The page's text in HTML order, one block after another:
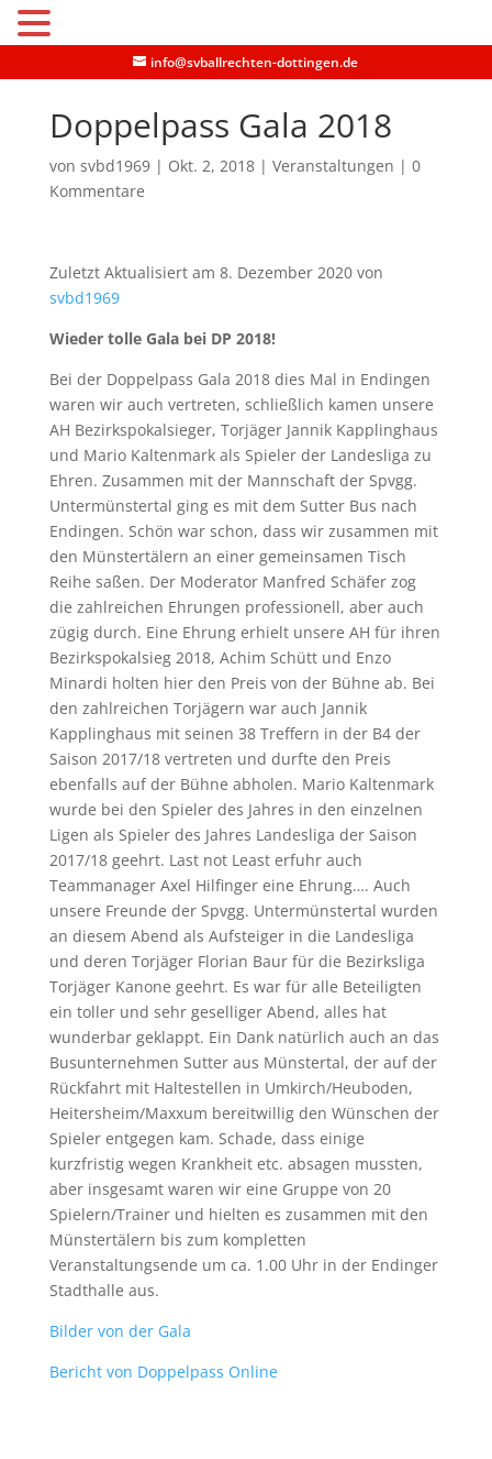
info@svballrechten-dottingen.de
Doppelpass Gala 2018
von svbd1969| Okt. 2, 2018| Veranstaltungen | 0
Kommentare
Zuletzt Aktualisiert am 8. Dezember 2020 von
svbd1969
Wieder tolle Gala bei DP 2018!
Bei der Doppelpass Gala 2018 dies Mal in Endingen
waren wir auch vertreten, schließlich kamen unsere
AH Bezirkspokalsieger, Torjäger Jannik Kapplinghaus
und Mario Kaltenmark als Spieler der Landesliga zu
Ehren. Zusammen mit der Mannschaft der Spvgg.
Untermünstertal ging es mit dem Sutter Bus nach
Endingen. Schön war schon, dass wir zusammen mit
den Münstertälern an einer gemeinsamen Tisch
Reihe saßen. Der Moderator Manfred Schäfer zog
die zahlreichen Ehrungen professionell, aber auch
zügig durch. Eine Ehrung erhielt unsere AH für ihren
Bezirkspokalsieg 2018, Achim Schütt und Enzo
Minardi holten hier den Preis von der Bühne ab. Bei
den zahlreichen Torjägern war auch Jannik
Kapplinghaus mit seinen 38 Treffern in der B4 der
Saison 2017/18 vertreten und durfte den Preis
ebenfalls auf der Bühne abholen. Mario Kaltenmark
wurde bei den Spieler des Jahres in den einzelnen
Ligen als Spieler des Jahres Landesliga der Saison
2017/18 geehrt. Last not Least erfuhr auch
Teammanager Axel Hilfinger eine Ehrung…. Auch
unsere Freunde der Spvgg. Untermünstertal wurden
an diesem Abend als Aufsteiger in die Landesliga
und deren Torjäger Florian Baur für die Bezirksliga
Torjäger Kanone geehrt. Es war für alle Beteiligten
ein toller und sehr geselliger Abend, alles hat
wunderbar geklappt. Ein Dank natürlich auch an das
Busunternehmen Sutter aus Münstertal, der auf der
Rückfahrt mit Haltestellen in Umkirch/Heuboden,
Heitersheim/Maxxum bereitwillig den Wünschen der
Spieler entgegen kam. Schade, dass einige
kurzfristig wegen Krankheit etc. absagen mussten,
aber insgesamt waren wir eine Gruppe von 20
Spielern/Trainer und hielten es zusammen mit den
Münstertälern bis zum kompletten
Veranstaltungsende um ca. 1.00 Uhr in der Endinger
Stadthalle aus.
Bilder von der Gala
Bericht von Doppelpass Online